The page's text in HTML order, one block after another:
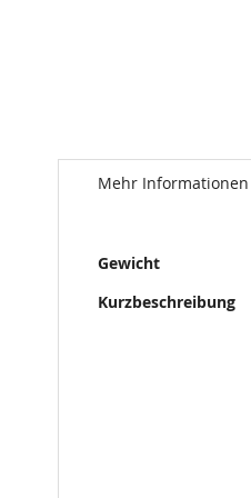
zum
AnfangMehr Informationen
Mehr
Informationen
Gewicht
Kurzbeschreibung